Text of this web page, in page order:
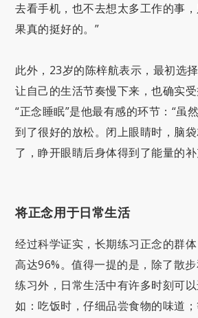
去看手机，也不去想太多工作的事
果真的挺好的。”
此外，23岁的陈梓航表示，最初选
让自己的生活节奏慢下来，也确实
“正念睡眠”是他最有感的环节：“虽
到了很好的放松。闭上眼睛时，脑
了，睁开眼睛后身体得到了能量的补
将正念用于日常生活
经过科学证实，长期练习正念的群
高达96%。值得一提的是，除了散
练习外，日常生活中有许多时刻可
如：吃饭时，仔细品尝食物的味道